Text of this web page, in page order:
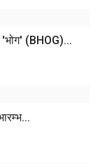
'भोग' (BHOG)...